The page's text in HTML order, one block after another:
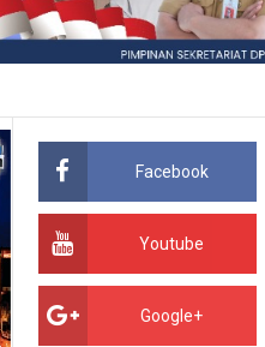
Facebook
Youtube
Google+